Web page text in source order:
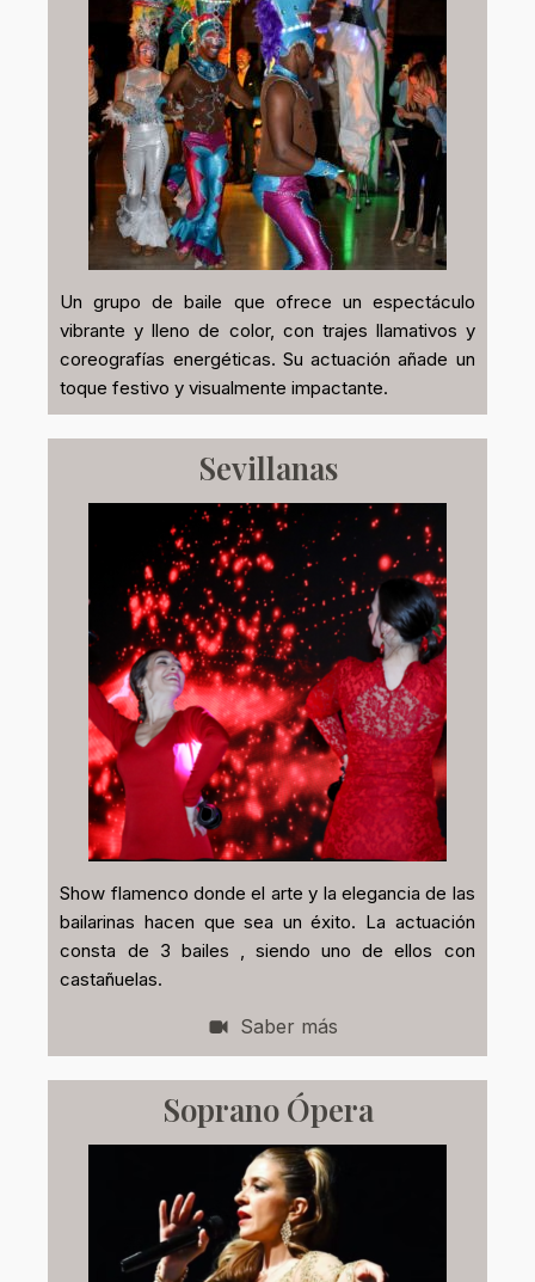
Un grupo de baile que ofrece un espectáculo
vibrante y lleno de color, con trajes llamativos y
coreografías energéticas. Su actuación añade un
toque festivo y visualmente impactante.
Sevillanas
Show flamenco donde el arte y la elegancia de las
bailarinas hacen que sea un éxito. La actuación
consta de 3 bailes , siendo uno de ellos con
castañuelas.
Saber más
Soprano Ópera